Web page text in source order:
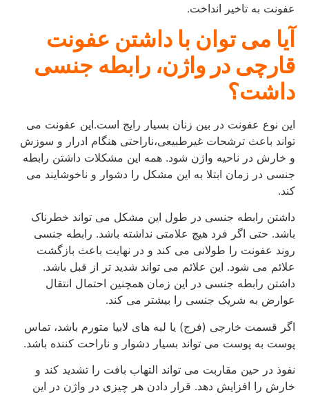
عفونت به تاخیر انداخت.
آیا می توان با داشتن عفونت
قارچی در واژن، رابطه جنسی
داشت؟
این نوع عفونت در بین زنان بسیار رایج است.این عفونت می
تواند باعث ترشحات غیرطبیعی،ناراحتی هنگام ادرار و سوزش
و خارش در ناحیه واژن شود. همه این مشکلات داشتن رابطه
جنسی در زمان ابتلا به این مشکل را دشوار و ناخوشایند می
کند.
داشتن رابطه جنسی در طول این مشکل می تواند خطرناک
باشد. حتی اگر فرد هیچ علامتی نداشته باشد. رابطه جنسی
روند عفونت را طولانی می کند و در نهایت باعث بازگشت
علائم می شود. این علائم می تواند شدید تر از قبل باشد.
داشتن رابطه جنسی در این زمان همچنین احتمال انتقال
عوارض به شریک جنسی را بیشتر می کند.
اگر قسمت خارجی (فرج) یا لبه های لابیا متورم باشد، تماس
پوست به پوست می تواند بسیار دشوار و ناراحت کننده باشد.
نفوذ در حین مقاربت می تواند التهاب بافت را تشدید کند و
خارش را افزایش دهد. قرار دادن هر چیزی در واژن در این